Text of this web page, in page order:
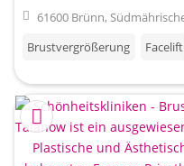
61600 Brünn,
Brustvergrößerung
Facelift